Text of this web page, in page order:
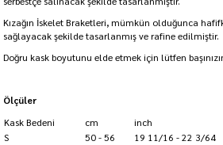
Kızağın İskelet Braketleri, mümkün olduğunca
sağlayacak şekilde tasarlanmış ve rafine edilmiştir.
Doğru kask boyutunu elde etmek için lütfen
Ölçüler
Kask Bedeni
cm
inch
S
50 - 56
19 11/16 - 22 3/64